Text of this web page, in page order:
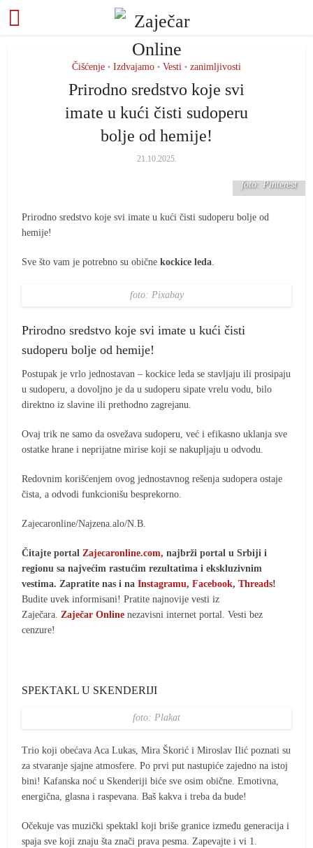
Čišćenje • Izdvajamo • Vesti • zanimljivosti
Prirodno sredstvo koje svi
imate u kući čisti sudoperu
bolje od hemije!
21.10.2025.
foto: Pinterest
Prirodno sredstvo koje svi imate u kući čisti sudoperu bolje od
hemije!
Sve što vam je potrebno su običnekockice leda.
foto: Pixabay
Prirodno sredstvo koje svi imate u kući čisti
sudoperu bolje od hemije!
Postupak je vrlo jednostavan – kockice leda se stavljaju ili prosipaju
u sudoperu, a dovoljno je da u sudoperu sipate vrelu vodu, bilo
direktno iz slavine ili prethodno zagrejanu.
Ovaj trik ne samo da osvežava sudoperu, već i efikasno uklanja sve
ostatke hrane i neprijatne mirise koji se nakupljaju u odvodu.
Redovnim korišćenjem ovog jednostavnog rešenja sudopera ostaje
čista, a odvodi funkcionišu besprekorno.
Zajecaronline/Najzena.alo/N.B.
Čitajte portalZajecaronline.com, najbrži portal u Srbiji i
regionu sa najvećim rastućim rezultatima i ekskluzivnim
vestima. Zapratite nas i naInstagramu,Facebook,Threads!
Budite uvek informisani! Pratite najnovije vesti iz
Zaječara. Zaječar Onlinenezavisni internet portal. Vesti bez
cenzure!
SPEKTAKL U SKENDERIJI
foto: Plakat
Trio koji obećava Aca Lukas, Mira Škorić i Miroslav Ilić poznati su
za stvaranje sjajne atmosfere. Po prvi put nastupiće zajedno na istoj
bini! Kafanska noć u Skenderiji biće sve osim obične. Emotivna,
energična, glasna i raspevana. Baš kakva i treba da bude!
Očekuje vas muzički spektakl koji briše granice između generacija i
spaja sve koji znaju šta znači prava pesma. Zapevajte i vi 1.